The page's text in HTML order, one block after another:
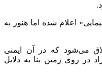
اعلام شده اما هنوز به
می‌شود که در آن ایمنی
در روی زمین بنا به دلایل